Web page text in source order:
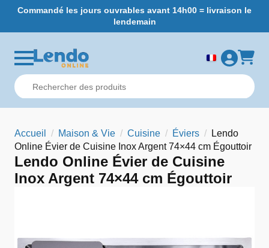
Commandé les jours ouvrables avant 14h00 = livraison le
lendemain
Accueil Maison & Vie Cuisine Éviers
Lendo
Online Évier de Cuisine Inox Argent 74×44 cm Égouttoir
Lendo Online Évier de Cuisine
Inox Argent 74×44 cm Égouttoir